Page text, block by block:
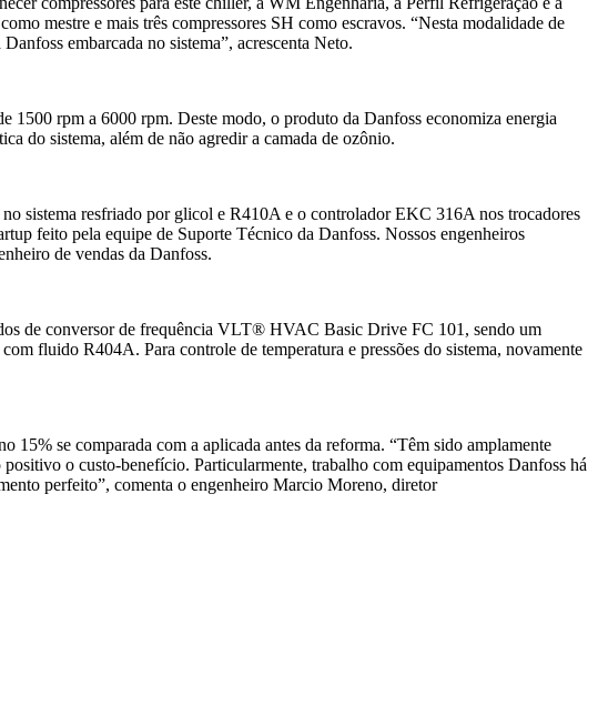
mestre e mais três compressores SH como escravos. “Nesta modalidade de
embarcada no sistema”, acrescenta Neto.
1500 rpm a 6000 rpm. Deste modo, o produto da Danfoss economiza energia
do sistema, além de não agredir a camada de ozônio.
sistema resfriado por glicol e R410A e o controlador EKC 316A nos trocadores
feito pela equipe de Suporte Técnico da Danfoss. Nossos engenheiros
de vendas da Danfoss.
de conversor de frequência VLT® HVAC Basic Drive FC 101, sendo um
fluido R404A. Para controle de temperatura e pressões do sistema, novamente
se comparada com a aplicada antes da reforma. “Têm sido amplamente
o custo-benefício. Particularmente, trabalho com equipamentos Danfoss há
perfeito”, comenta o engenheiro Marcio Moreno, diretor